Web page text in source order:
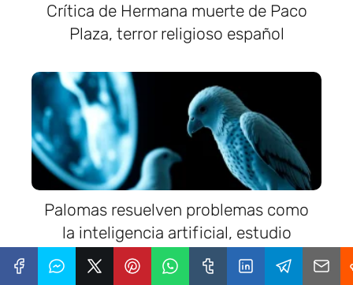
Crítica de Hermana muerte de Paco
Plaza, terror religioso español
Palomas resuelven problemas como
la inteligencia artificial, estudio